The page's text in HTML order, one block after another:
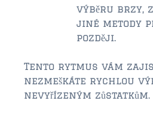
výběru brzy,
jiné metody
později.
Tento rytmus vám
nezmeškáte rychlou
nevyřízeným zůstatkům.